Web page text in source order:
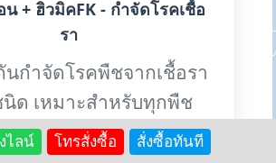
+ ฮิวมิคFK - กำจัดโรคเชื้อ
รา
นกำจัดโรคพืชจากเชื้อรา
ด เหมาะสำหรับทุกพืช
ใช้ได้ตลอดปี
ไลน์ โทรสั่งซื้อ สั่งซื้อทันที